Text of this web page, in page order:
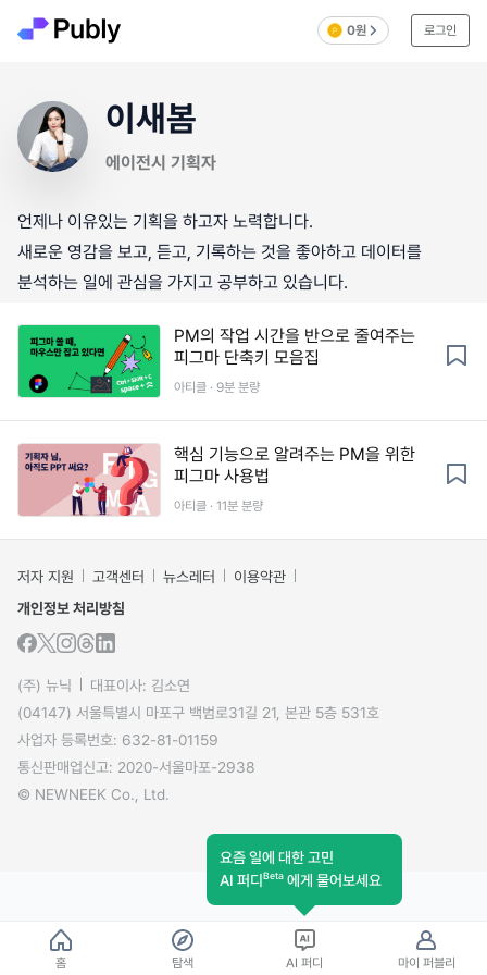
0원 로그인
이새봄
에이전시 기획자
언제나 이유있는 기획을 하고자 노력합니다.
새로운 영감을 보고, 듣고, 기록하는 것을 좋아하고 데이터를
분석하는 일에 관심을 가지고 공부하고 있습니다.
PM의 작업 시간을 반으로 줄여주는
피그마 단축키 모음집
아티클 · 9분 분량
핵심 기능으로 알려주는 PM을 위한
피그마 사용법
아티클 · 11분 분량
저자 지원 고객센터 뉴스레터
이용약관
개인정보 처리방침
(주) 뉴닉
대표이사: 김소연
(04147) 서울특별시 마포구 백범로31길 21, 본관 5층 531호
사업자 등록번호: 632-81-01159
통신판매업신고: 2020-서울마포-2938
© NEWNEEK Co., Ltd.
홈 탐색
요즘 일에 대한 고민
AI 퍼디Beta 에게 물어보세요
AI 퍼디 마이 퍼블리